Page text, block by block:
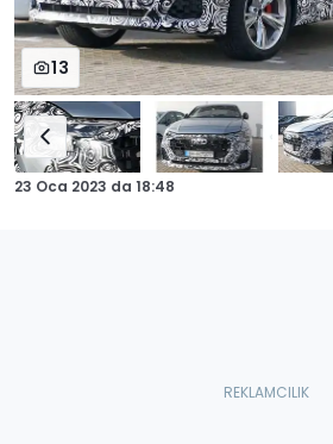
13
23 Oca 2023 da 18:48